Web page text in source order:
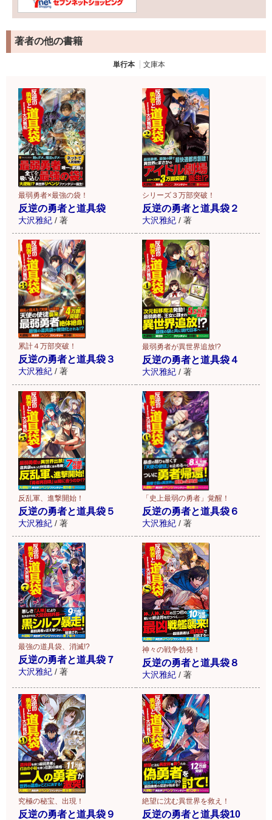
著者の他の書籍
単行本 文庫本
最弱勇者×最強の袋！
反逆の勇者と道具袋
大沢雅紀 / 著
シリーズ３万部突破！
反逆の勇者と道具袋２
大沢雅紀 / 著
累計４万部突破！
反逆の勇者と道具袋３
大沢雅紀 / 著
最弱勇者が異世界追放!?
反逆の勇者と道具袋４
大沢雅紀 / 著
反乱軍、進撃開始！
反逆の勇者と道具袋５
大沢雅紀 / 著
「史上最弱の勇者」覚醒！
反逆の勇者と道具袋６
大沢雅紀 / 著
最強の道具袋、消滅!?
反逆の勇者と道具袋７
大沢雅紀 / 著
神々の戦争勃発！
反逆の勇者と道具袋８
大沢雅紀 / 著
究極の秘宝、出現！
反逆の勇者と道具袋９
絶望に沈む異世界を救え！
反逆の勇者と道具袋10